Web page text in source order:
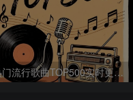
热门流行歌曲TOP500实时更新192khz/24bit【母带音质】